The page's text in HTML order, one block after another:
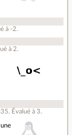
à -2.
à 2.
. Évalué à 3.